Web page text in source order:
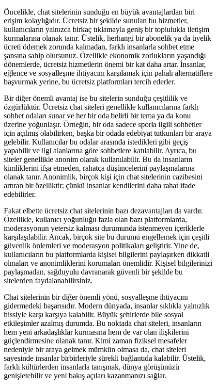
Öncelikle, chat sitelerinin sunduğu en büyük avantajlardan biri
erişim kolaylığıdır. Ücretsiz bir şekilde sunulan bu hizmetler,
kullanıcıların yalnızca birkaç tıklamayla geniş bir toplulukla iletişim
kurmalarına olanak tanır. Üstelik, herhangi bir abonelik ya da üyelik
ücreti ödemek zorunda kalmadan, farklı insanlarla sohbet etme
şansına sahip olursunuz. Özellikle ekonomik zorlukların yaşandığı
dönemlerde, ücretsiz hizmetlerin önemi bir kat daha artar. İnsanlar,
eğlence ve sosyalleşme ihtiyacını karşılamak için pahalı alternatiflere
başvurmak yerine, bu ücretsiz platformları tercih ederler.
Bir diğer önemli avantaj ise bu sitelerin sunduğu çeşitlilik ve
özgürlüktür. Ücretsiz chat siteleri genellikle kullanıcılarına farklı
sohbet odaları sunar ve her bir oda belirli bir tema ya da konu
üzerine yoğunlaşır. Örneğin, bir oda sadece sporla ilgili sohbetler
için açılmış olabilirken, başka bir odada edebiyat tutkunları bir araya
gelebilir. Kullanıcılar bu odalar arasında istedikleri gibi geçiş
yapabilir ve ilgi alanlarına göre sohbetlere katılabilir. Ayrıca, bu
siteler genellikle anonim olarak kullanılabilir. Bu da insanların
kimliklerini ifşa etmeden, rahatça düşüncelerini paylaşmalarına
olanak tanır. Anonimlik, birçok kişi için chat sitelerinin cazibesini
artıran bir özelliktir; çünkü insanlar kendilerini daha rahat ifade
edebilirler.
Fakat elbette ücretsiz chat sitelerinin bazı dezavantajları da vardır.
Özellikle, kullanıcı yoğunluğu fazla olan bazı platformlarda,
moderasyonun yetersiz kalması durumunda istenmeyen içeriklerle
karşılaşılabilir. Ancak, birçok site bu durumu engellemek için çeşitli
güvenlik önlemleri ve moderasyon politikaları geliştirir. Yine de,
kullanıcıların bu platformlarda kişisel bilgilerini paylaşırken dikkatli
olmaları ve anonimliklerini korumaları önemlidir. Kişisel bilgilerinizi
paylaşmadan, sağduyulu davranarak güvenli bir şekilde bu
sitelerden faydalanabilirsiniz.
Chat sitelerinin bir diğer önemli yönü, sosyalleşme ihtiyacını
gidermedeki başarısıdır. Modern dünyada, insanlar sıklıkla yalnızlık
hissiyle karşı karşıya kalabilir. Büyük şehirlerde bile sosyal
etkileşimler azalmış durumda. Bu noktada chat siteleri, insanların
hem yeni arkadaşlıklar kurmasına hem de var olan ilişkilerini
güçlendirmesine olanak tanır. Kimi zaman fiziksel mesafeler
nedeniyle bir araya gelmek mümkün olmasa da, chat siteleri
sayesinde insanlar birbirleriyle sürekli bağlantıda kalabilir. Üstelik,
farklı kültürlerden insanlarla tanışmak, dünya görüşünüzü
genişletebilir ve yeni bakış açıları kazanmanızı sağlar.